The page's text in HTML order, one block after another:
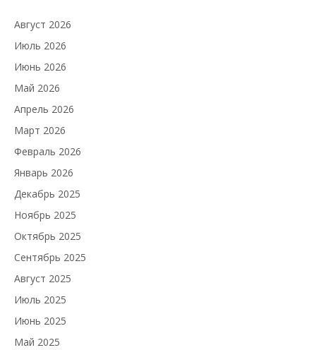
Август 2026
Июль 2026
Июнь 2026
Май 2026
Апрель 2026
Март 2026
Февраль 2026
Январь 2026
Декабрь 2025
Ноябрь 2025
Октябрь 2025
Сентябрь 2025
Август 2025
Июль 2025
Июнь 2025
Май 2025